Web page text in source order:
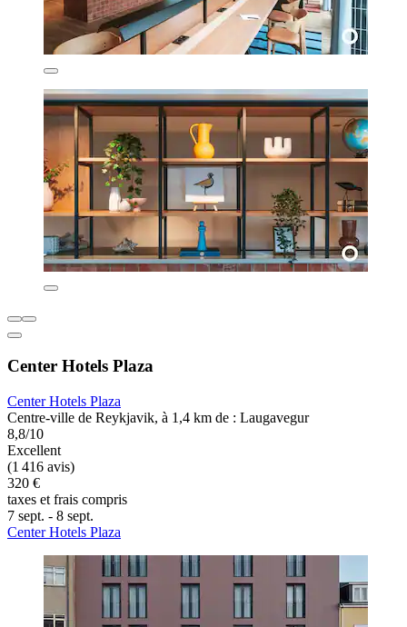
Center Hotels Plaza
Center Hotels Plaza
Centre-ville de Reykjavik, à 1,4 km de : Laugavegur
8,8/10
Excellent
(1 416 avis)
320 €
taxes et frais compris
7 sept. - 8 sept.
Center Hotels Plaza